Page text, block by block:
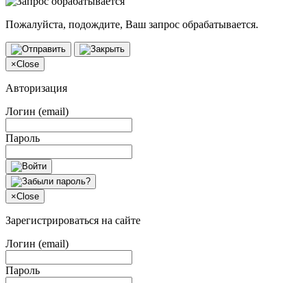
Пожалуйста, подождите, Ваш запрос обрабатывается.
×Close
Авторизация
Логин (email)
Пароль
×Close
Зарегистрироваться на сайте
Логин (email)
Пароль